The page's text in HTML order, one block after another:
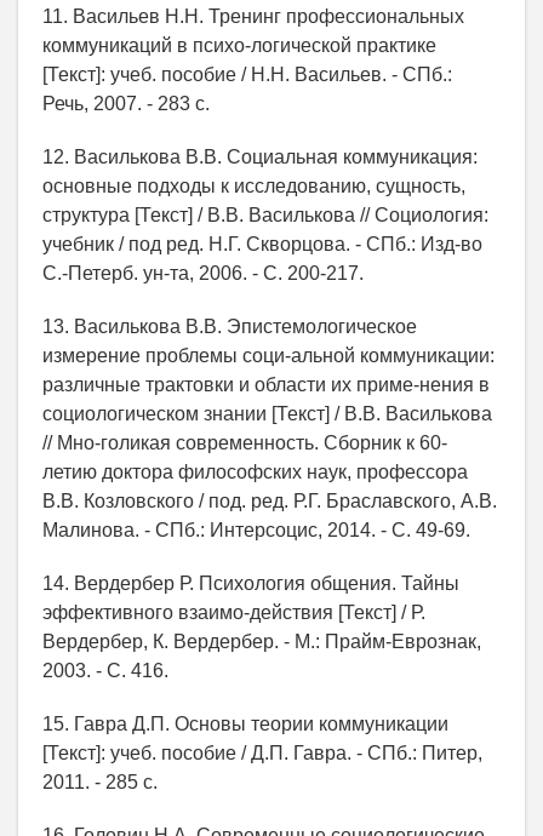
11. Васильев Н.Н. Тренинг профессиональных
коммуникаций в психо-логической практике
[Текст]: учеб. пособие / Н.Н. Васильев. - СПб.:
Речь, 2007. - 283 с.
12. Василькова В.В. Социальная коммуникация:
основные подходы к исследованию, сущность,
структура [Текст] / В.В. Василькова // Социология:
учебник / под ред. Н.Г. Скворцова. - СПб.: Изд-во
С.-Петерб. ун-та, 2006. - С. 200-217.
13. Василькова В.В. Эпистемологическое
измерение проблемы соци-альной коммуникации:
различные трактовки и области их приме-нения в
социологическом знании [Текст] / В.В. Василькова
// Мно-голикая современность. Сборник к 60-
летию доктора философских наук, профессора
В.В. Козловского / под. ред. Р.Г. Браславского, А.В.
Малинова. - СПб.: Интерсоцис, 2014. - С. 49-69.
14. Вердербер Р. Психология общения. Тайны
эффективного взаимо-действия [Текст] / Р.
Вердербер, К. Вердербер. - М.: Прайм-Еврознак,
2003. - С. 416.
15. Гавра Д.П. Основы теории коммуникации
[Текст]: учеб. пособие / Д.П. Гавра. - СПб.: Питер,
2011. - 285 с.